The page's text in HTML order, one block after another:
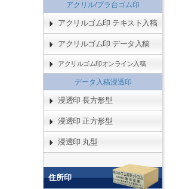
アクリル/プラ台ゴム印
アクリルゴム印 テキスト入稿
アクリルゴム印 データ入稿
アクリルゴム印オンライン入稿
データ入稿浸透印
浸透印 長方形型
浸透印 正方形型
浸透印 丸型
住所印